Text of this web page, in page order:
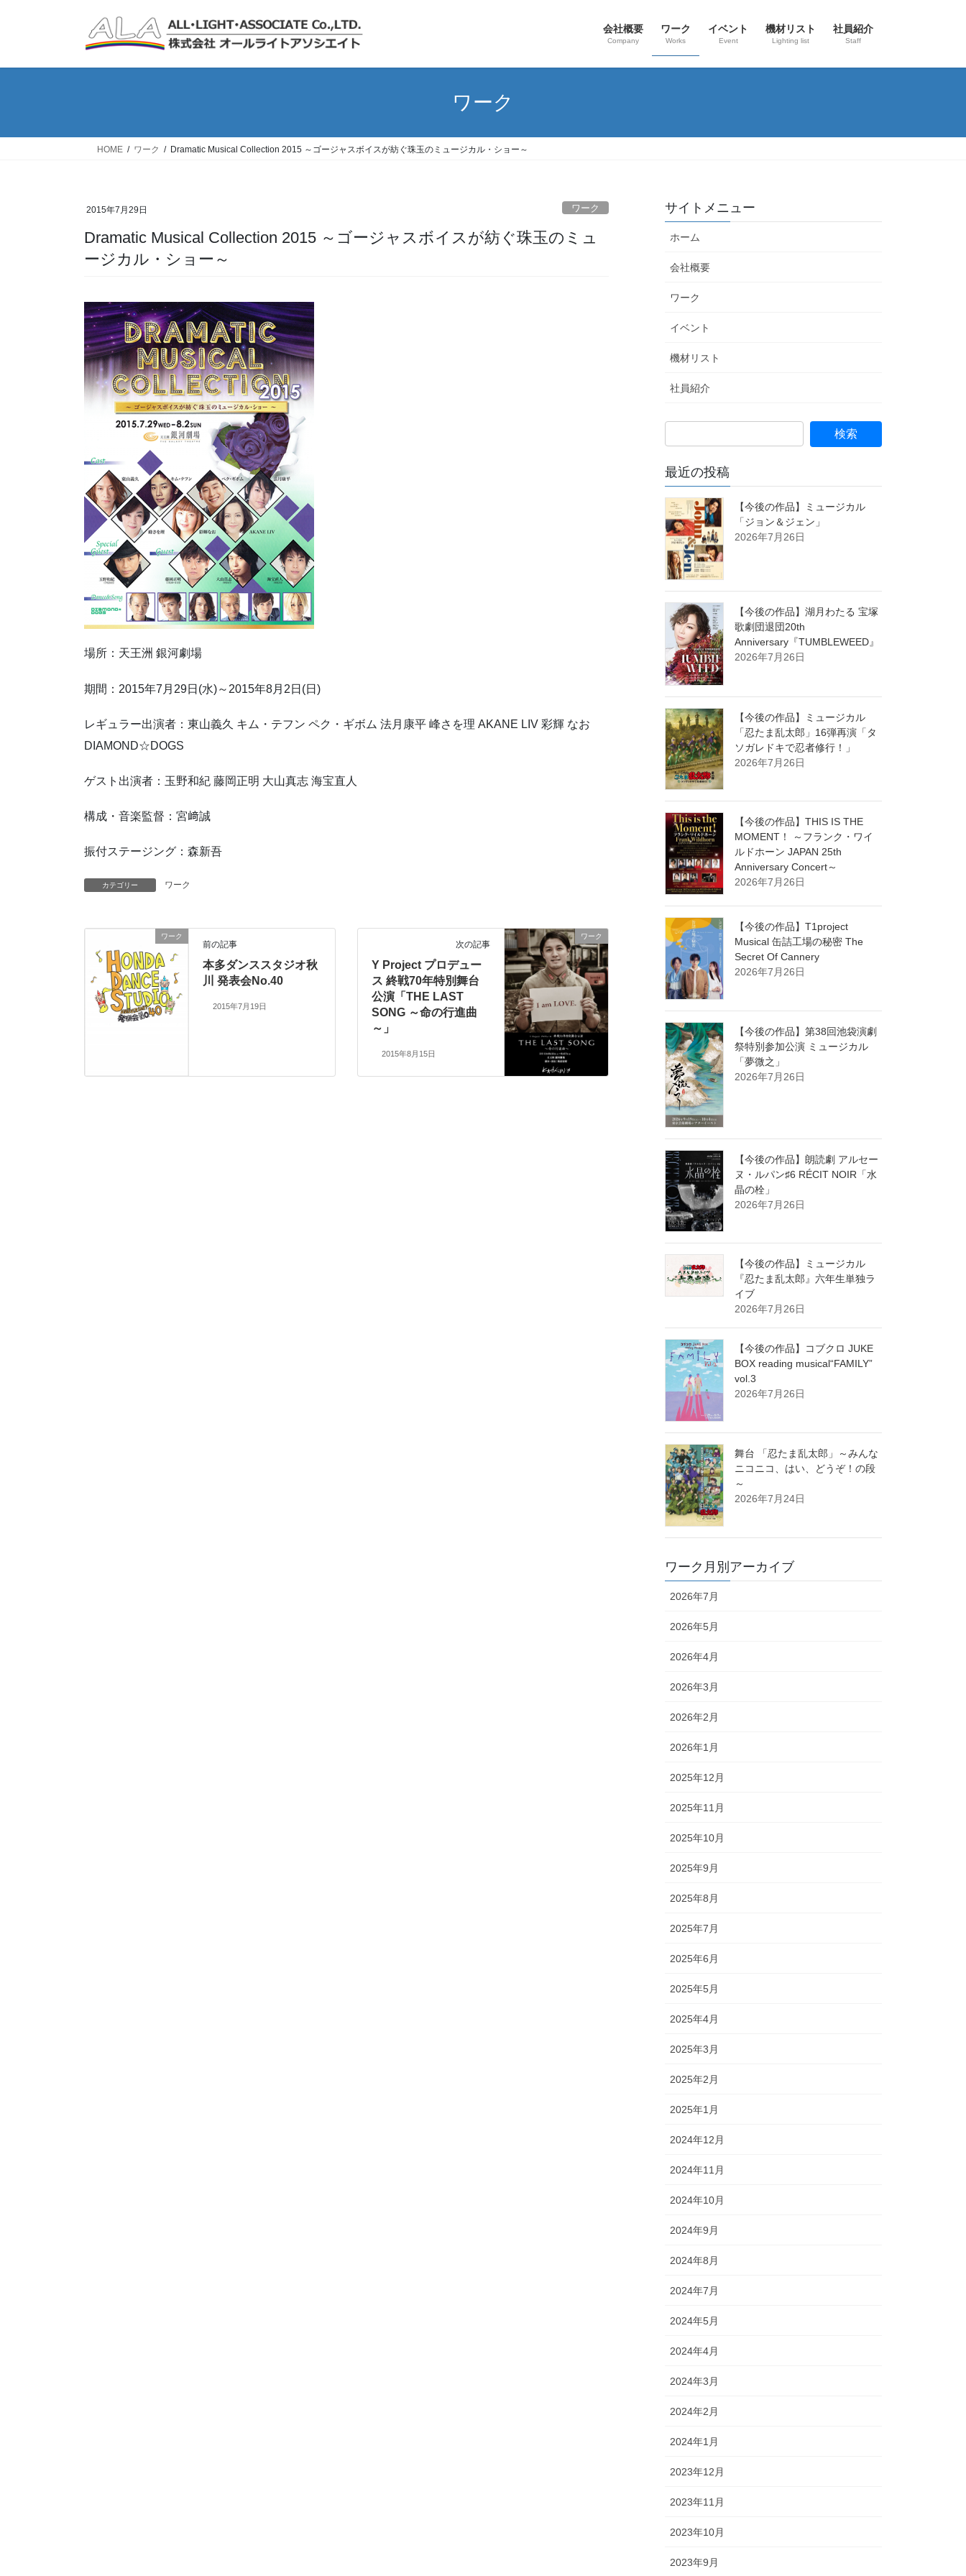
会社概要
Company
ワーク
Works
イベント
Event
機材リスト
Lighting list
社員紹介
Staff
ワーク
HOME ワーク Dramatic Musical Collection 2015 ～ゴージャスボイスが紡ぐ珠玉のミュージカル・ショー～
2015年7月29日 ワーク
Dramatic Musical Collection 2015 ～ゴージャスボイスが紡ぐ珠玉のミュ
ージカル・ショー～
場所：天王洲 銀河劇場
期間：2015年7月29日(水)～2015年8月2日(日)
レギュラー出演者：東山義久 キム・テフン ペク・ギボム 法月康平 峰さを理 AKANE LIV 彩輝 なお
DIAMOND☆DOGS
ゲスト出演者：玉野和紀 藤岡正明 大山真志 海宝直人
構成・音楽監督：宮﨑誠
振付ステージング：森新吾
カテゴリー ワーク
ワーク
前の記事
本多ダンススタジオ秋
川 発表会No.40
2015年7月19日
ワーク
次の記事
Y Project プロデュー
ス 終戦70年特別舞台
公演「THE LAST
SONG ～命の行進曲
～」
2015年8月15日
サイトメニュー
ホーム
会社概要
ワーク
イベント
機材リスト
社員紹介
最近の投稿
【今後の作品】ミュージカル
「ジョン＆ジェン」
2026年7月26日
【今後の作品】湖月わたる 宝塚
歌劇団退団20th
Anniversary『TUMBLEWEED』
2026年7月26日
【今後の作品】ミュージカル
「忍たま乱太郎」16弾再演「タ
ソガレドキで忍者修行！」
2026年7月26日
【今後の作品】THIS IS THE
MOMENT！ ～フランク・ワイ
ルドホーン JAPAN 25th
Anniversary Concert～
2026年7月26日
【今後の作品】T1project
Musical 缶詰工場の秘密 The
Secret Of Cannery
2026年7月26日
【今後の作品】第38回池袋演劇
祭特別参加公演 ミュージカル
「夢微之」
2026年7月26日
【今後の作品】朗読劇 アルセー
ヌ・ルパン♯6 RÉCIT NOIR「水
晶の栓」
2026年7月26日
【今後の作品】ミュージカル
『忍たま乱太郎』六年生単独ラ
イブ
2026年7月26日
【今後の作品】コブクロ JUKE
BOX reading musical“FAMILY”
vol.3
2026年7月26日
舞台 「忍たま乱太郎」～みんな
ニコニコ、はい、どうぞ！の段
～
2026年7月24日
ワーク月別アーカイブ
2026年7月
2026年5月
2026年4月
2026年3月
2026年2月
2026年1月
2025年12月
2025年11月
2025年10月
2025年9月
2025年8月
2025年7月
2025年6月
2025年5月
2025年4月
2025年3月
2025年2月
2025年1月
2024年12月
2024年11月
2024年10月
2024年9月
2024年8月
2024年7月
2024年5月
2024年4月
2024年3月
2024年2月
2024年1月
2023年12月
2023年11月
2023年10月
2023年9月